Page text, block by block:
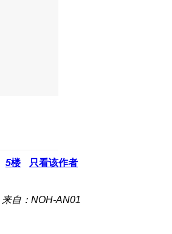
5楼 只看该作者
来自：NOH-AN01